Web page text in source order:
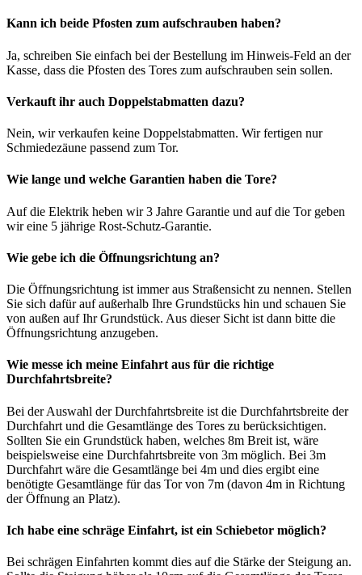
Kann ich beide Pfosten zum aufschrauben haben?
Ja, schreiben Sie einfach bei der Bestellung im Hinweis-Feld an der
Kasse, dass die Pfosten des Tores zum aufschrauben sein sollen.
Verkauft ihr auch Doppelstabmatten dazu?
Nein, wir verkaufen keine Doppelstabmatten. Wir fertigen nur
Schmiedezäune passend zum Tor.
Wie lange und welche Garantien haben die Tore?
Auf die Elektrik heben wir 3 Jahre Garantie und auf die Tor geben
wir eine 5 jährige Rost-Schutz-Garantie.
Wie gebe ich die Öffnungsrichtung an?
Die Öffnungsrichtung ist immer aus Straßensicht zu nennen. Stellen
Sie sich dafür auf außerhalb Ihre Grundstücks hin und schauen Sie
von außen auf Ihr Grundstück. Aus dieser Sicht ist dann bitte die
Öffnungsrichtung anzugeben.
Wie messe ich meine Einfahrt aus für die richtige
Durchfahrtsbreite?
Bei der Auswahl der Durchfahrtsbreite ist die Durchfahrtsbreite der
Durchfahrt und die Gesamtlänge des Tores zu berücksichtigen.
Sollten Sie ein Grundstück haben, welches 8m Breit ist, wäre
beispielsweise eine Durchfahrtsbreite von 3m möglich. Bei 3m
Durchfahrt wäre die Gesamtlänge bei 4m und dies ergibt eine
benötigte Gesamtlänge für das Tor von 7m (davon 4m in Richtung
der Öffnung an Platz).
Ich habe eine schräge Einfahrt, ist ein Schiebetor möglich?
Bei schrägen Einfahrten kommt dies auf die Stärke der Steigung an.